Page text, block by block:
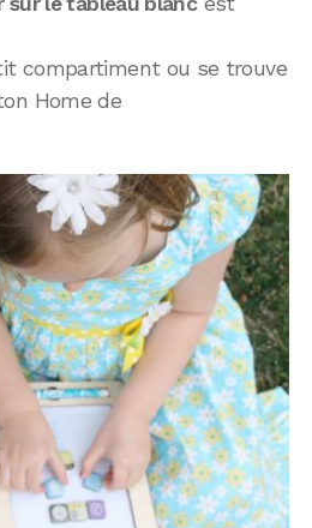
compartiment ou se trouve
Home de